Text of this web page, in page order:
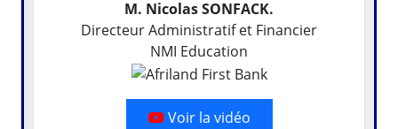
M. Nicolas SONFACK.
Directeur Administratif et Financier
NMI Education
Voir la vidéo